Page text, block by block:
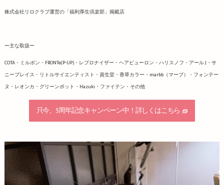
株式会社リロクラブ運営の「福利厚生倶楽部」掲載店
ー主な取扱ー
COTA・ミルボン・FRONTe(P-UP)・レプロナイザー・ヘアビューロン・ハリスノフ・アール J・サ
ニープレイス・リトルサイエンティスト・資生堂・香草カラー・marbb（マーブ）・フォンテー
ヌ・レオンカ・グリーンポット・Hazuki・ファイテン・その他
只今、5周年記念キャンペーン中！詳しくはこちら